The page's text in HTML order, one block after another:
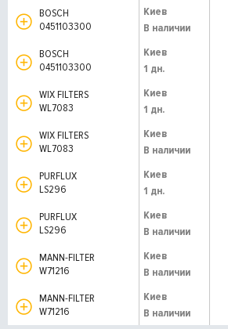
BOSCH
0451103300
Киев
В наличии
BOSCH
0451103300
Киев
1 дн.
WIX FILTERS
WL7083
Киев
1 дн.
WIX FILTERS
WL7083
Киев
В наличии
PURFLUX
LS296
Киев
1 дн.
PURFLUX
LS296
Киев
В наличии
MANN-FILTER
W71216
Киев
В наличии
MANN-FILTER
W71216
Киев
В наличии